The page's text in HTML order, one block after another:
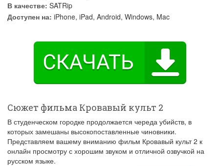
В качестве: SATRip
Доступен на: iPhone, iPad, Android, Windows, Mac
Сюжет фильма Кровавый культ 2
В студенческом городке продолжается череда убийств, в
которых замешаны высокопоставленные чиновники.
Представляем вашему вниманию фильм Кровавый культ 2 к
онлайн просмотру с хорошим звуком и отличной озвучкой на
русском языке.